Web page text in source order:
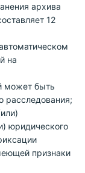
архива
12
на
может быть
расследования;
юридического
признаки